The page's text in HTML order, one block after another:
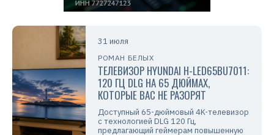
31 июля
РОМАН БЕЛЫХ
ТЕЛЕВИЗОР HYUNDAI H-LED65BU7011:
120 ГЦ DLG НА 65 ДЮЙМАХ,
КОТОРЫЕ ВАС НЕ РАЗОРЯТ
Доступный 65-дюймовый 4K-телевизор
с технологией DLG 120 Гц,
предлагающий геймерам повышенную